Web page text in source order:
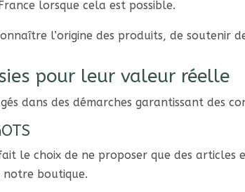
lorsque cela est possible.
l’origine des produits, de soutenir
pour leur valeur réelle
dans des démarches garantissant des
le choix de ne proposer que des articles
notre boutique.